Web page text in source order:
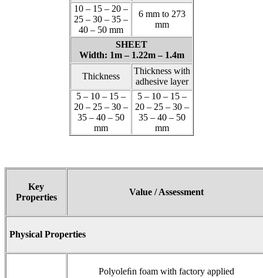
10 – 15 – 20 –
25 – 30 – 35 –
40 – 50 mm
6 mm to 273
mm
SHEET
Width: 1m – 1.22m – 1.4m
Thickness
Thickness with
adhesive layer
5 – 10 – 15 –
20 – 25 – 30 –
35 – 40 – 50
mm
5 – 10 – 15 –
20 – 25 – 30 –
35 – 40 – 50
mm
Key
Properties
Value / Assessment
Physical Properties
Polyoleﬁn foam with factory applied